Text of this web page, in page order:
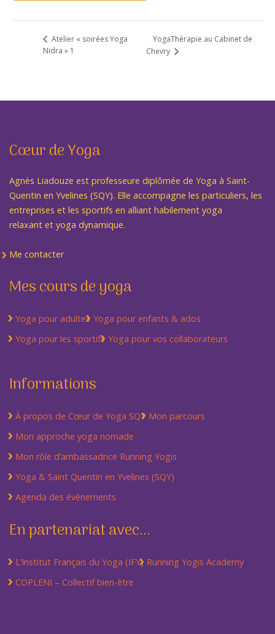
Atelier « soirées Yoga
Nidra » 1
YogaThérapie au Cabinet de
Chevry
Cœur de Yoga
Agnès Liadouze est professeure diplômée de Yoga à Saint-
Quentin en Yvelines (SQY). Elle accompagne les particuliers, les
entreprises et les sportifs en alliant habilement yoga
relaxant et yoga dynamique.
Me contacter
Mes cours de yoga
Yoga pour adultes Yoga pour enfants & ados
Yoga pour les sportifs Yoga pour vos collaborateurs
Informations
À propos de Cœur de Yoga SQY Mon parcours
Mon approche yoga nomade
Mon rôle d’ambassadrice Running Yogis
Yoga & Saint Quentin en Yvelines (SQY)
Agenda des événements
En partenariat avec...
L’Institut Français du Yoga (IFY) Running Yogis Academy
COPLENI – Collectif bien-être